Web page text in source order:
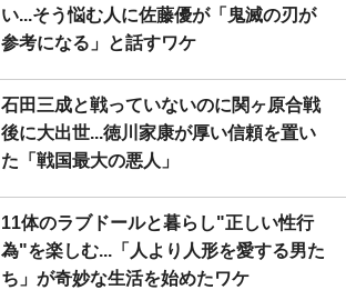
い...そう悩む人に佐藤優が「鬼滅の刃が
参考になる」と話すワケ
石田三成と戦っていないのに関ヶ原合戦
後に大出世...徳川家康が厚い信頼を置い
た「戦国最大の悪人」
11体のラブドールと暮らし"正しい性行
為"を楽しむ...「人より人形を愛する男た
ち」が奇妙な生活を始めたワケ